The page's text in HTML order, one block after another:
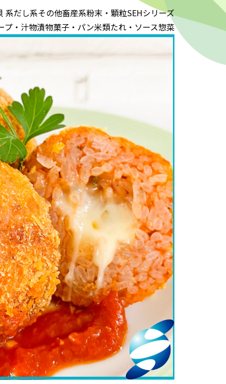
系だし系その他畜産系粉末・顆粒SEHシリーズ
プ・汁物漬物菓子・パン米類たれ・ソース惣菜